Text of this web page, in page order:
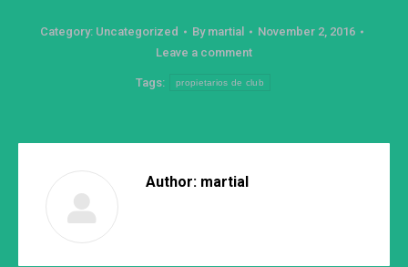
Category: Uncategorized By martial
November 2, 2016
Leave a comment
Tags: propietarios de club
Author: martial